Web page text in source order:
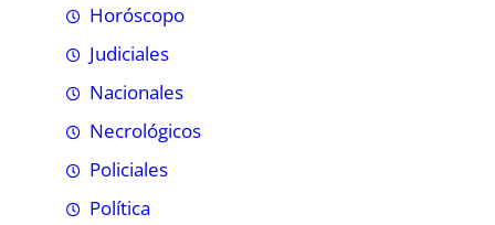
Horóscopo
Judiciales
Nacionales
Necrológicos
Policiales
Política